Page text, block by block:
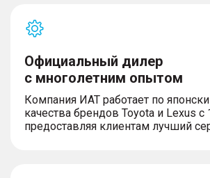
Официальный дилер
с многолетним опытом
Компания ИАТ работает по
качества брендов Toyota и Lexus с
предоставляя клиентам лучший